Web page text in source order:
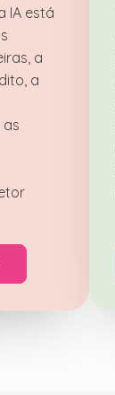
IA está
a
a